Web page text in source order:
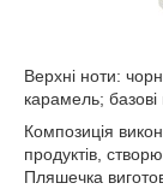
Верхні ноти:
карамель; базові
Композиція
продуктів,
Пляшечка